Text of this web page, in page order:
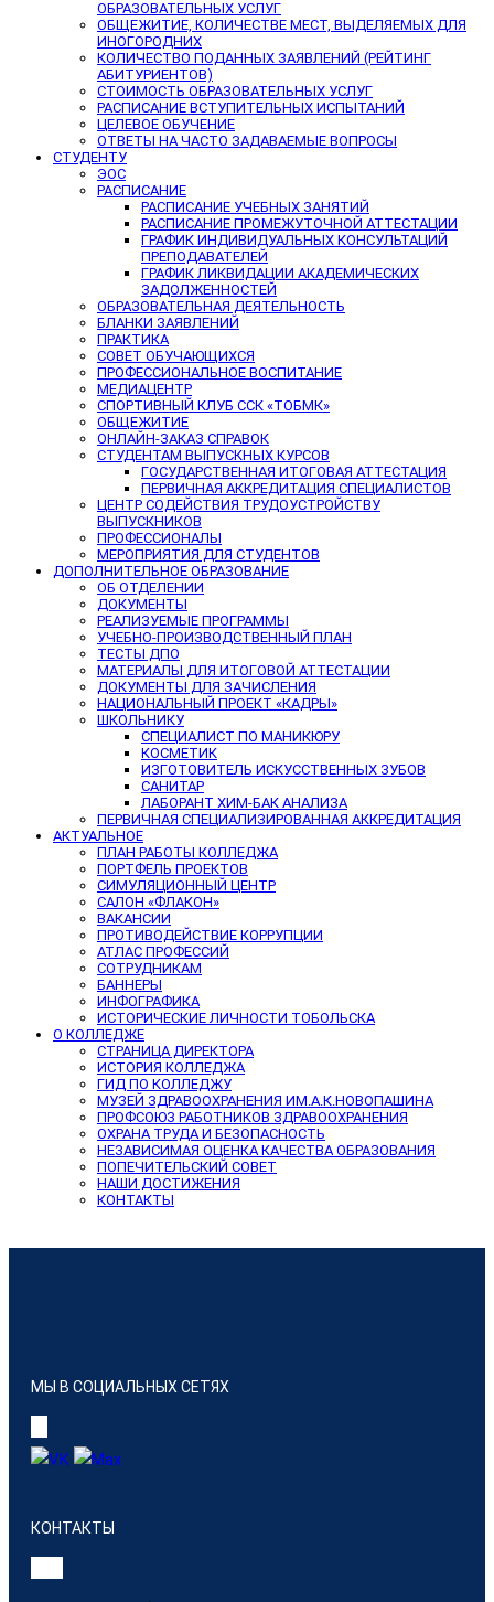
ОБРАЗОВАТЕЛЬНЫХ УСЛУГ
ОБЩЕЖИТИЕ, КОЛИЧЕСТВЕ МЕСТ, ВЫДЕЛЯЕМЫХ ДЛЯ
ИНОГОРОДНИХ
КОЛИЧЕСТВО ПОДАННЫХ ЗАЯВЛЕНИЙ (РЕЙТИНГ
АБИТУРИЕНТОВ)
СТОИМОСТЬ ОБРАЗОВАТЕЛЬНЫХ УСЛУГ
РАСПИСАНИЕ ВСТУПИТЕЛЬНЫХ ИСПЫТАНИЙ
ЦЕЛЕВОЕ ОБУЧЕНИЕ
ОТВЕТЫ НА ЧАСТО ЗАДАВАЕМЫЕ ВОПРОСЫ
СТУДЕНТУ
ЭОС
РАСПИСАНИЕ
РАСПИСАНИЕ УЧЕБНЫХ ЗАНЯТИЙ
РАСПИСАНИЕ ПРОМЕЖУТОЧНОЙ АТТЕСТАЦИИ
ГРАФИК ИНДИВИДУАЛЬНЫХ КОНСУЛЬТАЦИЙ
ПРЕПОДАВАТЕЛЕЙ
ГРАФИК ЛИКВИДАЦИИ АКАДЕМИЧЕСКИХ
ЗАДОЛЖЕННОСТЕЙ
ОБРАЗОВАТЕЛЬНАЯ ДЕЯТЕЛЬНОСТЬ
БЛАНКИ ЗАЯВЛЕНИЙ
ПРАКТИКА
СОВЕТ ОБУЧАЮЩИХСЯ
ПРОФЕССИОНАЛЬНОЕ ВОСПИТАНИЕ
МЕДИАЦЕНТР
СПОРТИВНЫЙ КЛУБ ССК «ТОБМК»
ОБЩЕЖИТИЕ
ОНЛАЙН-ЗАКАЗ СПРАВОК
СТУДЕНТАМ ВЫПУСКНЫХ КУРСОВ
ГОСУДАРСТВЕННАЯ ИТОГОВАЯ АТТЕСТАЦИЯ
ПЕРВИЧНАЯ АККРЕДИТАЦИЯ СПЕЦИАЛИСТОВ
ЦЕНТР СОДЕЙСТВИЯ ТРУДОУСТРОЙСТВУ
ВЫПУСКНИКОВ
ПРОФЕССИОНАЛЫ
МЕРОПРИЯТИЯ ДЛЯ СТУДЕНТОВ
ДОПОЛНИТЕЛЬНОЕ ОБРАЗОВАНИЕ
ОБ ОТДЕЛЕНИИ
ДОКУМЕНТЫ
РЕАЛИЗУЕМЫЕ ПРОГРАММЫ
УЧЕБНО-ПРОИЗВОДСТВЕННЫЙ ПЛАН
ТЕСТЫ ДПО
МАТЕРИАЛЫ ДЛЯ ИТОГОВОЙ АТТЕСТАЦИИ
ДОКУМЕНТЫ ДЛЯ ЗАЧИСЛЕНИЯ
НАЦИОНАЛЬНЫЙ ПРОЕКТ «КАДРЫ»
ШКОЛЬНИКУ
СПЕЦИАЛИСТ ПО МАНИКЮРУ
КОСМЕТИК
ИЗГОТОВИТЕЛЬ ИСКУССТВЕННЫХ ЗУБОВ
САНИТАР
ЛАБОРАНТ ХИМ-БАК АНАЛИЗА
ПЕРВИЧНАЯ СПЕЦИАЛИЗИРОВАННАЯ АККРЕДИТАЦИЯ
АКТУАЛЬНОЕ
ПЛАН РАБОТЫ КОЛЛЕДЖА
ПОРТФЕЛЬ ПРОЕКТОВ
СИМУЛЯЦИОННЫЙ ЦЕНТР
САЛОН «ФЛАКОН»
ВАКАНСИИ
ПРОТИВОДЕЙСТВИЕ КОРРУПЦИИ
АТЛАС ПРОФЕССИЙ
СОТРУДНИКАМ
БАННЕРЫ
ИНФОГРАФИКА
ИСТОРИЧЕСКИЕ ЛИЧНОСТИ ТОБОЛЬСКА
О КОЛЛЕДЖЕ
СТРАНИЦА ДИРЕКТОРА
ИСТОРИЯ КОЛЛЕДЖА
ГИД ПО КОЛЛЕДЖУ
МУЗЕЙ ЗДРАВООХРАНЕНИЯ ИМ.А.К.НОВОПАШИНА
ПРОФСОЮЗ РАБОТНИКОВ ЗДРАВООХРАНЕНИЯ
ОХРАНА ТРУДА И БЕЗОПАСНОСТЬ
НЕЗАВИСИМАЯ ОЦЕНКА КАЧЕСТВА ОБРАЗОВАНИЯ
ПОПЕЧИТЕЛЬСКИЙ СОВЕТ
НАШИ ДОСТИЖЕНИЯ
КОНТАКТЫ
МЫ В СОЦИАЛЬНЫХ СЕТЯХ
КОНТАКТЫ